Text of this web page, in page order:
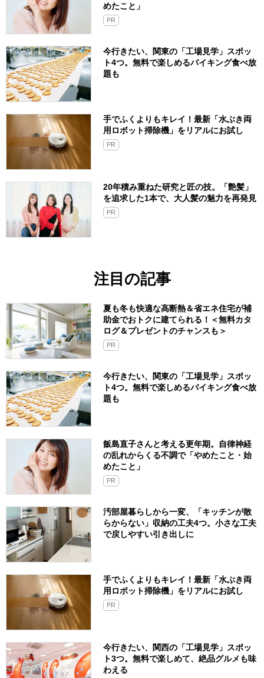
めたこと」
PR
今行きたい、関東の「工場見学」スポッ
ト4つ。無料で楽しめるバイキング食べ放
題も
手でふくよりもキレイ！最新「水ぶき両
用ロボット掃除機」をリアルにお試し
PR
20年積み重ねた研究と匠の技。「艶髪」
を追求した1本で、大人髪の魅力を再発見
PR
注目の記事
夏も冬も快適な高断熱＆省エネ住宅が補
助金でおトクに建てられる！＜無料カタ
ログ＆プレゼントのチャンスも＞
PR
今行きたい、関東の「工場見学」スポッ
ト4つ。無料で楽しめるバイキング食べ放
題も
飯島直子さんと考える更年期。自律神経
の乱れからくる不調で「やめたこと・始
めたこと」
PR
汚部屋暮らしから一変、「キッチンが散
らからない」収納の工夫4つ。小さな工夫
で戻しやすい引き出しに
手でふくよりもキレイ！最新「水ぶき両
用ロボット掃除機」をリアルにお試し
PR
今行きたい、関西の「工場見学」スポッ
ト3つ。無料で楽しめて、絶品グルメも味
わえる